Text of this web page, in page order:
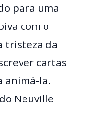
para uma
com o
tristeza da
cartas
animá-la.
Neuville